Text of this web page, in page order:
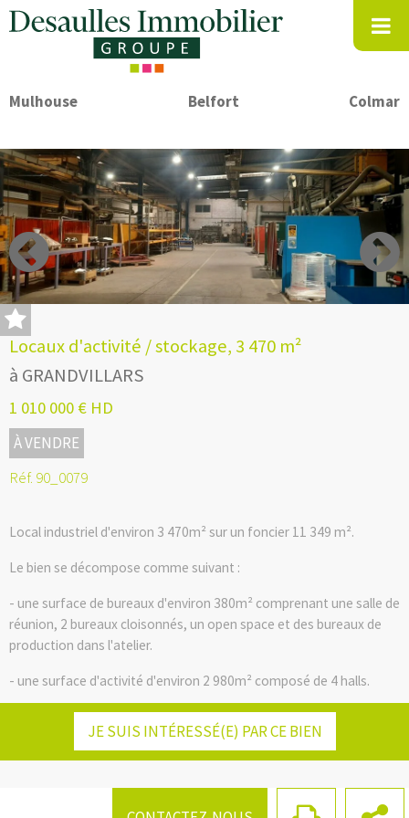
Mulhouse Belfort Colmar
Locaux d'activité / stockage, 3 470 m²
à GRANDVILLARS
1 010 000 € HD
À VENDRE
Réf. 90_0079
Local industriel d'environ 3 470m² sur un foncier 11 349 m².
Le bien se décompose comme suivant :
- une surface de bureaux d'environ 380m² comprenant une salle de
réunion, 2 bureaux cloisonnés, un open space et des bureaux de
production dans l'atelier.
- une surface d'activité d'environ 2 980m² composé de 4 halls.
Le bien dispose de 4 ponts roulants (5T, 1T, 500kg, 5T), de
plusieurs palans ( 500Kg et 1T), triphasée, de 6 portes
sectionnelles, de canalis, d'une dalle 2T/m², d'une hauteur sous
FacebookTwitterLinkedInEmail
JE SUIS INTÉRESSÉ(E) PAR CE BIEN